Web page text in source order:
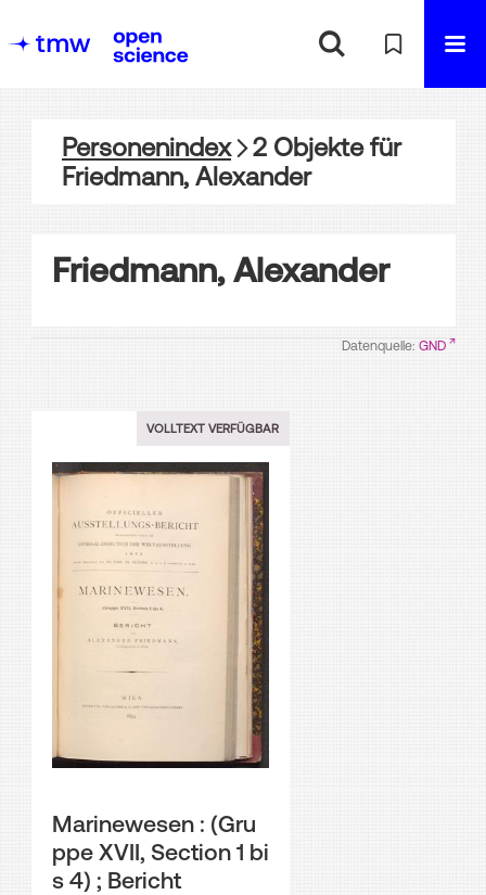
Personenindex 2 Objektefür
Friedmann, Alexander
Friedmann, Alexander
Datenquelle: GND
VOLLTEXT VERFÜGBAR
Marinewesen : (Gru
ppe XVII, Section 1 bi
s 4) ; Bericht